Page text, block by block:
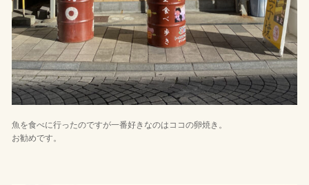
魚を食べに行ったのですが一番好きなのはココの卵焼き。
お勧めです。